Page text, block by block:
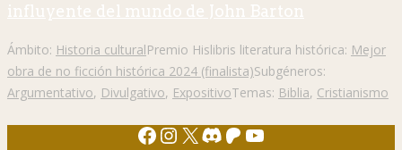
influyente del mundo de John Barton
Ámbito: Historia culturalPremio Hislibris literatura histórica: Mejor
obra de no ficción histórica 2024 (finalista)Subgéneros:
Argumentativo, Divulgativo, ExpositivoTemas: Biblia, Cristianismo
Facebook
Instagram
X Discord
Patreon
YouTube